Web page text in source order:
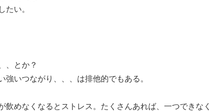
たい。
、とか？
強いつながり、、、は排他的でもある。
飲めなくなるとストレス。たくさんあれば、一つできなく